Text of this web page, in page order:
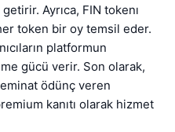
Ayrıca, FIN tokenı
token bir oy temsil eder.
platformun
gücü verir. Son olarak,
ödünç veren
kanıtı olarak hizmet